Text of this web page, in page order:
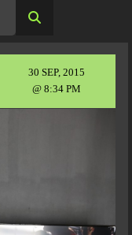
for:
30 SEP, 2015
@ 8:34 PM